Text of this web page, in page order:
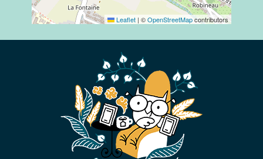
Leaflet | ©OpenStreetMapcontributors